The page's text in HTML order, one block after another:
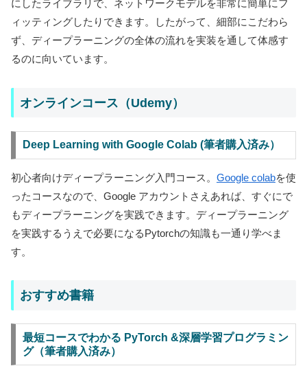
にしたライブラリで、ネットワークモデルを非常に簡単にフ
ィッティングしたりできます。したがって、細部にこだわら
ず、ディープラーニングの全体の流れを実装を通して体感す
るのに向いています。
オンラインコース（Udemy）
Deep Learning with Google Colab (筆者購入済み）
初心者向けディープラーニング入門コース。 Google colabを使
ったコースなので、Google アカウントさえあれば、すぐにで
もディープラーニングを実践できます。ディープラーニング
を実践するうえで必要になるPytorchの知識も一通り学べま
す。
おすすめ書籍
最短コースでわかる PyTorch &深層学習プログラミン
グ（筆者購入済み）